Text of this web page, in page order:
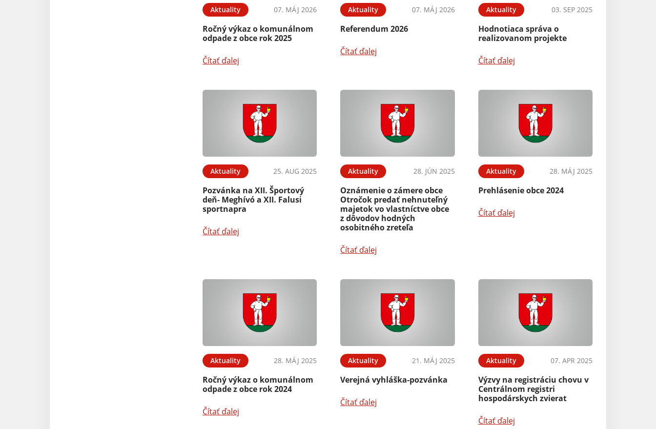
Aktuality 07. MÁJ 2026
Ročný výkaz o komunálnom
odpade z obce rok 2025
Čítať ďalej
Aktuality 07. MÁJ 2026
Referendum 2026
Čítať ďalej
Aktuality 03. SEP 2025
Hodnotiaca správa o
realizovanom projekte
Čítať ďalej
Aktuality 25. AUG 2025
Pozvánka na XII. Športový
deň- Meghívó a XII. Falusi
sportnapra
Čítať ďalej
Aktuality 28. JÚN 2025
Oznámenie o zámere obce
Otročok predať nehnuteľný
majetok vo vlastníctve obce
z dôvodov hodných
osobitného zreteľa
Čítať ďalej
Aktuality 28. MÁJ 2025
Prehlásenie obce 2024
Čítať ďalej
Aktuality 28. MÁJ 2025
Ročný výkaz o komunálnom
odpade z obce rok 2024
Čítať ďalej
Aktuality 21. MÁJ 2025
Verejná vyhláška-pozvánka
Čítať ďalej
Aktuality 07. APR 2025
Výzvy na registráciu chovu v
Centrálnom registri
hospodárskych zvierat
Čítať ďalej